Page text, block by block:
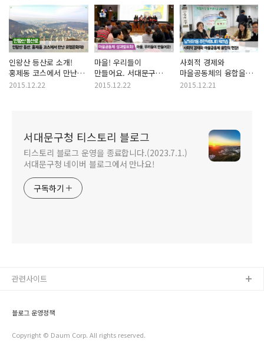
인왕산 등산로 소개!
홍제동 코스에서 만난
유형문화재!
2015.12.22
마을! 우리들이
만들어요. 서대문구
마을공동체사업
2015.12.22
사회적 경제와
마을공동체의 융합을
위한 남가좌1동
2015.12.21
서대문구청 티스토리 블로그
티스토리 블로그 운영을 종료합니다.(2023.7.1.)
서대문구청 네이버 블로그에서 만나요!
구독하기
블로그 운영정책
Copyright © Daum Corp. All rights reserved.
관련사이트